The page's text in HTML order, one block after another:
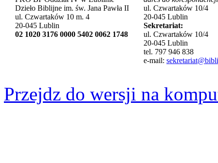
Dzieło Biblijne im. św. Jana Pawła II
ul. Czwartaków 10 m. 4
20-045 Lublin
02 1020 3176 0000 5402 0062 1748
ul. Czwartaków 10/4
20-045 Lublin
Sekretariat:
ul. Czwartaków 10/4
20-045 Lublin
tel. 797 946 838
e-mail:
Przejdz do wersji na